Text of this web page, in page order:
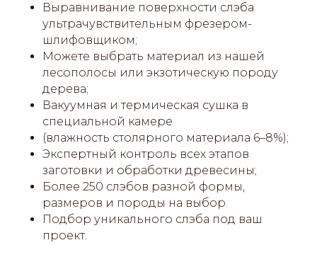
Выравнивание поверхности слэба
ультрачувствительным фрезером-
шлифовщиком;
Можете выбрать материал из нашей
лесополосы или экзотическую породу
дерева;
Вакуумная и термическая сушка в
специальной камере
(влажность столярного материала 6–8%);
Экспертный контроль всех этапов
заготовки и обработки древесины;
Более 250 слэбов разной формы,
размеров и породы на выбор.
Подбор уникального слэба под ваш
проект.